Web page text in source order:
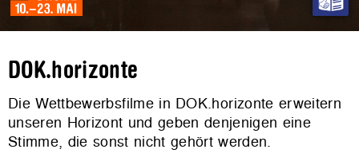
DOK.horizonte
Die Wettbewerbsfilme in DOK.horizonte erweitern
unseren Horizont und geben denjenigen eine
Stimme, die sonst nicht gehört werden.